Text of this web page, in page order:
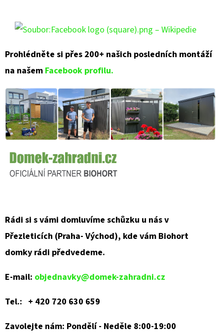
Prohlédněte si přes 200+ našich posledních montáží
na našem Facebook profilu.
Rádi si s vámi domluvíme schůzku u nás v
Přezleticích (Praha- Východ), kde vám Biohort
domky rádi předvedeme.
E-mail: objednavky@domek-zahradni.cz
Tel.: + 420 720 630 659
Zavolejte nám: Pondělí - Neděle 8:00-19:00